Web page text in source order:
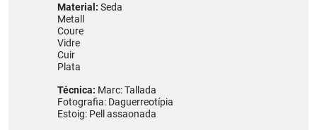
Material: Seda
Metall
Coure
Vidre
Cuir
Plata
Técnica: Marc: Tallada
Fotografia: Daguerreotípia
Estoig: Pell assaonada